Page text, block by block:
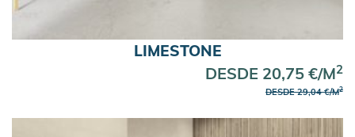
LIMESTONE
DESDE 20,75 €/M2
DESDE 29,04 €/M2